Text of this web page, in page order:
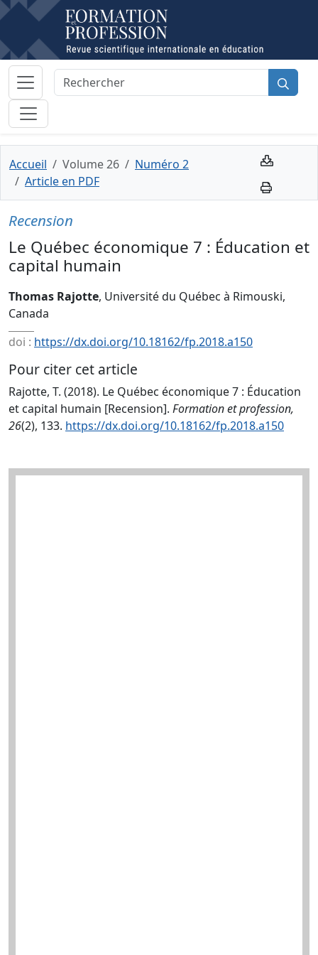
Accueil Volume 26
Numéro 2
Article en PDF
Recension
Le Québec économique 7 : Éducation et
capital humain
Thomas Rajotte, Université du Québec à Rimouski,
Canada
doi : https://dx.doi.org/10.18162/fp.2018.a150
Pour citer cet article
Rajotte, T. (2018). Le Québec économique 7 : Éducation
et capital humain [Recension]. Formation et profession,
26(2), 133. https://dx.doi.org/10.18162/fp.2018.a150